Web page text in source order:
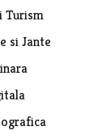
Turism
si Jante